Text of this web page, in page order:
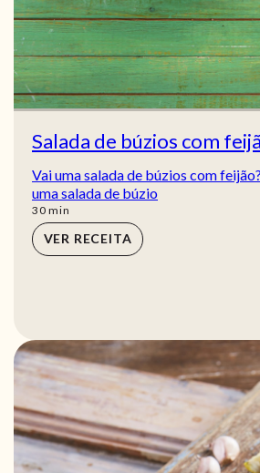
Salada de búzios com
Vai uma salada de búzios com
uma salada de búzio
30min
min
VER RECEITA